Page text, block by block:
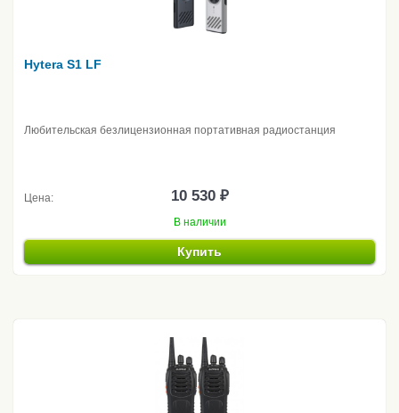
Hytera S1 LF
Любительская безлицензионная портативная радиостанция
Цена: 10 530 ₽
В наличии
Купить